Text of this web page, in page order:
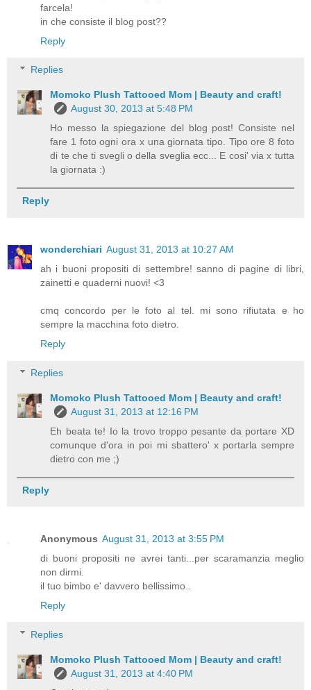
farcela!
in che consiste il blog post??
Reply
Replies
Momoko Plush Tattooed Mom | Beauty and craft!
August 30, 2013 at 5:48 PM
Ho messo la spiegazione del blog post! Consiste nel
fare 1 foto ogni ora x una giornata tipo. Tipo ore 8 foto
di te che ti svegli o della sveglia ecc... E cosi' via x tutta
la giornata :)
Reply
wonderchiari August 31, 2013 at 10:27 AM
ah i buoni propositi di settembre! sanno di pagine di libri,
zainetti e quaderni nuovi! <3
cmq concordo per le foto al tel. mi sono rifiutata e ho
sempre la macchina foto dietro.
Reply
Replies
Momoko Plush Tattooed Mom | Beauty and craft!
August 31, 2013 at 12:16 PM
Eh beata te! Io la trovo troppo pesante da portare XD
comunque d'ora in poi mi sbattero' x portarla sempre
dietro con me ;)
Reply
Anonymous August 31, 2013 at 3:55 PM
di buoni propositi ne avrei tanti...per scaramanzia meglio
non dirmi.
il tuo bimbo e' davvero bellissimo..
Reply
Replies
Momoko Plush Tattooed Mom | Beauty and craft!
August 31, 2013 at 4:40 PM